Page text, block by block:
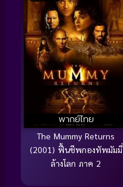
พากย์ไทย
The Mummy Returns
(2001) ฟื้นชีพกองทัพมัมมี่
ล้างโลก ภาค 2